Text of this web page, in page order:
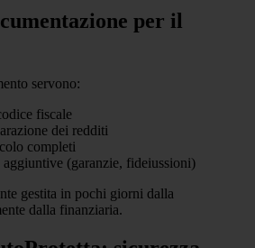
per il
servono:
fiscale
dei redditi
completi
(garanzie, fideiussioni)
gestita in pochi giorni dalla
dalla finanziaria.